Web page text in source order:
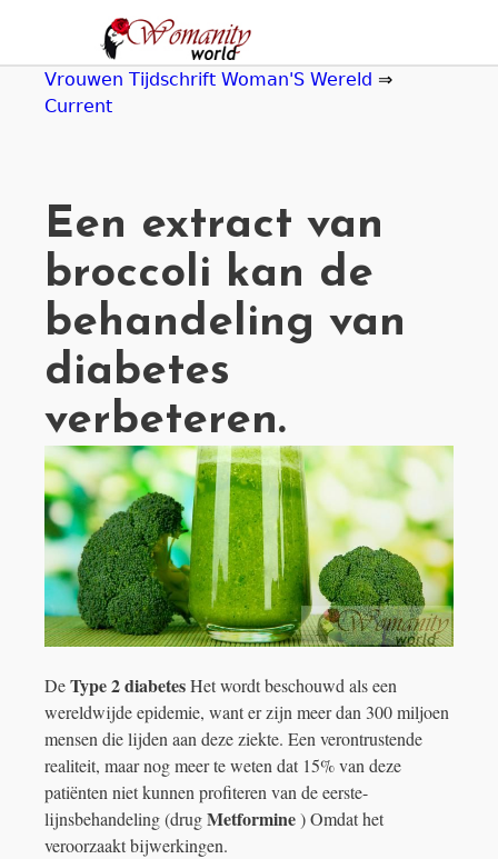
navigation
Vrouwen Tijdschrift Woman'S Wereld ⇒
Current
Een extract van
broccoli kan de
behandeling van
diabetes
verbeteren.
DeType 2 diabetesHet wordt beschouwd als een
wereldwijde epidemie, want er zijn meer dan 300 miljoen
mensen die lijden aan deze ziekte. Een verontrustende
realiteit, maar nog meer te weten dat 15% van deze
patiënten niet kunnen profiteren van de eerste-
lijnsbehandeling (drugMetformine) Omdat het
veroorzaakt bijwerkingen.